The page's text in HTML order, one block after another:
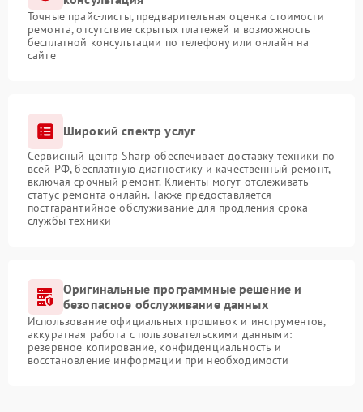
Точные прайс-листы, предварительная оценка стоимости
ремонта, отсутствие скрытых платежей и возможность
бесплатной консультации по телефону или онлайн на
сайте
Широкий спектр услуг
Сервисный центр Sharp обеспечивает доставку техники по
всей РФ, бесплатную диагностику и качественный ремонт,
включая срочный ремонт. Клиенты могут отслеживать
статус ремонта онлайн. Также предоставляется
постгарантийное обслуживание для продления срока
службы техники
Оригинальные программные решение и
безопасное обслуживание данных
Использование официальных прошивок и инструментов,
аккуратная работа с пользовательскими данными:
резервное копирование, конфиденциальность и
восстановление информации при необходимости